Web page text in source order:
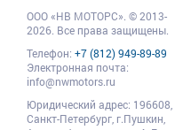
ООО«НВ МОТОРС» © 2013-
2026. Все права защищены.
Телефон: +7 (812) 949-89-89
Электронная почта:
info@nwmotors.ru
Юридический адрес: 196608
Санкт-Петербург, г.Пушкин